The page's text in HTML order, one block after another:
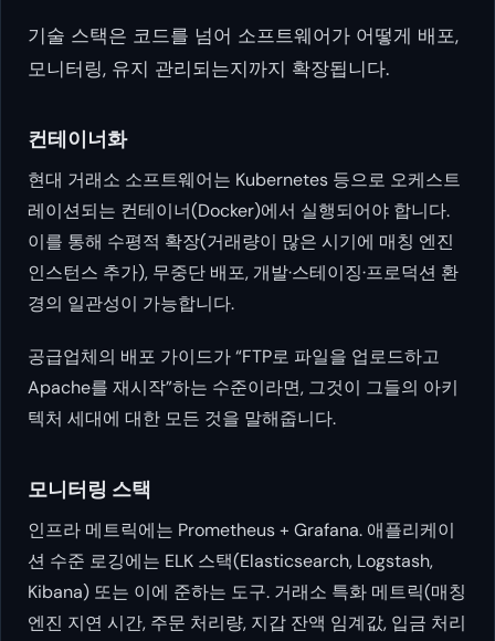
기술 스택은 코드를 넘어 소프트웨어가 어떻게 배포,
모니터링, 유지 관리되는지까지 확장됩니다.
컨테이너화
현대 거래소 소프트웨어는 Kubernetes 등으로 오케스트
레이션되는 컨테이너(Docker)에서 실행되어야 합니다.
이를 통해 수평적 확장(거래량이 많은 시기에 매칭 엔진
인스턴스 추가), 무중단 배포, 개발·스테이징·프로덕션 환
경의 일관성이 가능합니다.
공급업체의 배포 가이드가 “FTP로 파일을 업로드하고
Apache를 재시작”하는 수준이라면, 그것이 그들의 아키
텍처 세대에 대한 모든 것을 말해줍니다.
모니터링 스택
인프라 메트릭에는 Prometheus + Grafana. 애플리케이
션 수준 로깅에는 ELK 스택(Elasticsearch, Logstash,
Kibana) 또는 이에 준하는 도구. 거래소 특화 메트릭(매칭
엔진 지연 시간, 주문 처리량, 지갑 잔액 임계값, 입금 처리